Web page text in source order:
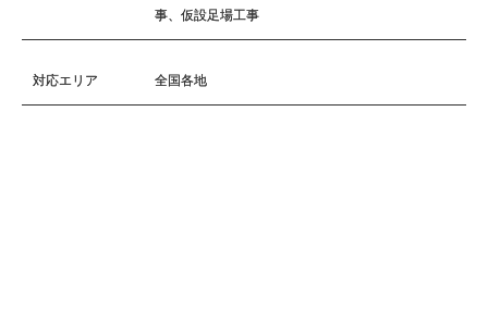
事、仮設足場工事
対応エリア 全国各地